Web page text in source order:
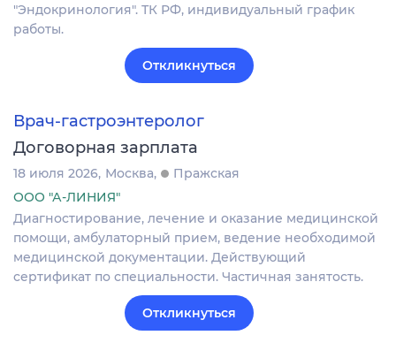
"Эндокринология". ТК РФ, индивидуальный график
работы.
Откликнуться
Врач-гастроэнтеролог
Договорная зарплата
18 июля 2026 Москва
Пражская
ООО "А-ЛИНИЯ"
Диагностирование, лечение и оказание медицинской
помощи, амбулаторный прием, ведение необходимой
медицинской документации. Действующий
сертификат по специальности. Частичная занятость.
Откликнуться